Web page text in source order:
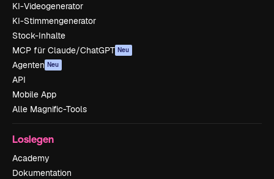
KI-Videogenerator
KI-Stimmengenerator
Stock-Inhalte
MCP für Claude/ChatGPT Neu
Agenten Neu
API
Mobile App
Alle Magnific-Tools
Loslegen
Academy
Dokumentation